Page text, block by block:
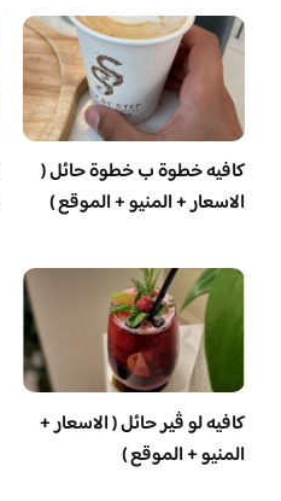
كافيه خطوة ب خطوة حائل (
الاسعار + المنيو + الموقع )
كافيه لو ڤير حائل ( الاسعار +
المنيو + الموقع )